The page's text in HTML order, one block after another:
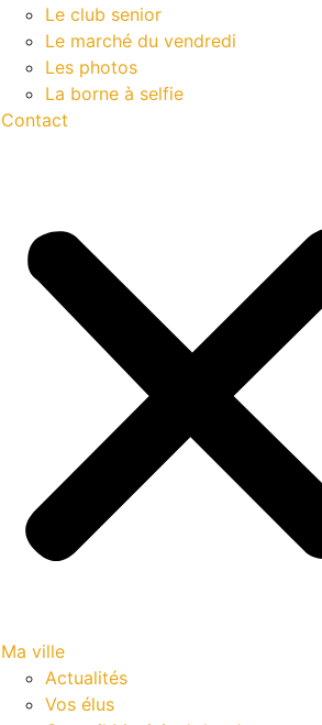
Le club senior
Le marché du vendredi
Les photos
La borne à selfie
Contact
Ma ville
Actualités
Vos élus